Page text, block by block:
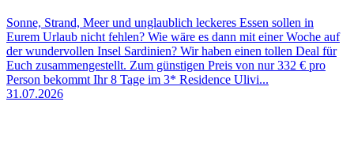
Sonne, Strand, Meer und unglaublich leckeres Essen sollen in
Eurem Urlaub nicht fehlen? Wie wäre es dann mit einer Woche auf
der wundervollen Insel Sardinien? Wir haben einen tollen Deal für
Euch zusammengestellt. Zum günstigen Preis von nur 332 € pro
Person bekommt Ihr 8 Tage im 3* Residence Ulivi...
31.07.2026